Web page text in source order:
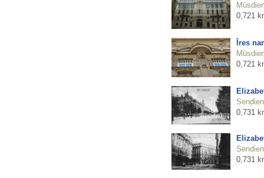
0,721
Īres
0,721
0,731
0,731